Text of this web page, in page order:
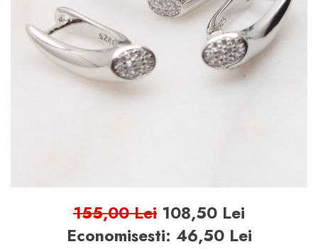
BIJUTERII ARGINT PENTRU
BARBATI
INELE ARGINT
marime reglabila
marimea 51
marimea 52
marimea 53
155,00 Lei 108,50 Lei
Economisesti: 46,50 Lei